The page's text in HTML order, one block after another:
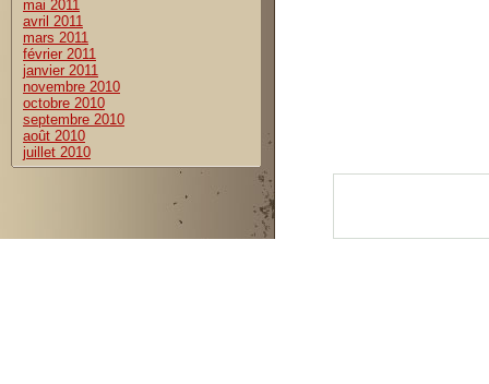
mai 2011
avril 2011
mars 2011
février 2011
janvier 2011
novembre 2010
octobre 2010
septembre 2010
août 2010
juillet 2010